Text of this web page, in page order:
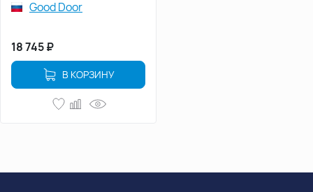
Good Door
18 745₽
В КОРЗИНУ